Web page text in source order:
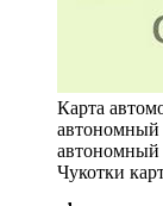
Карта
автономный
автономный
Чукотки